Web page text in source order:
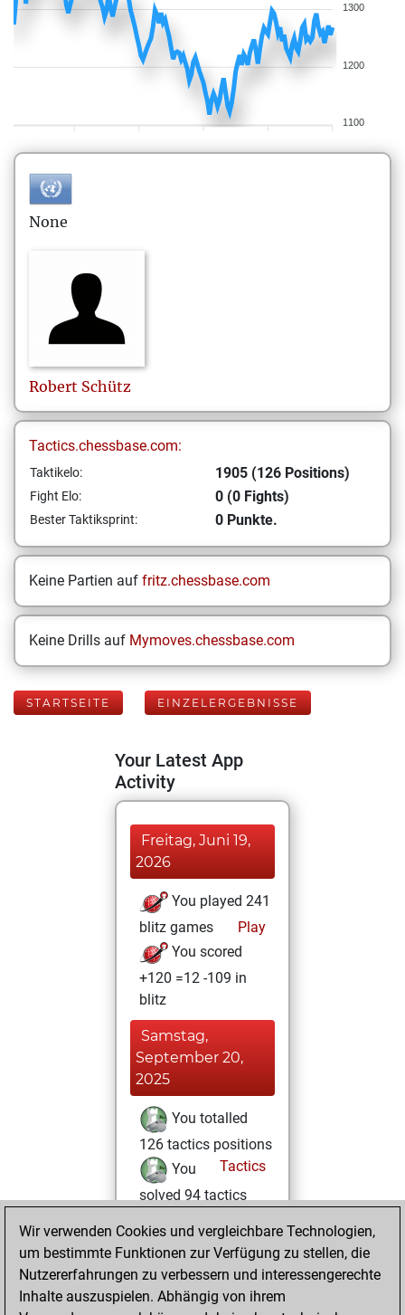
1300
1200
1100
None
Robert Schütz
Tactics.chessbase.com:
Taktikelo: 1905 (126 Positions)
Fight Elo: 0 (0 Fights)
Bester Taktiksprint: 0 Punkte.
Keine Partien auf fritz.chessbase.com
Keine Drills auf Mymoves.chessbase.com
STARTSEITE EINZELERGEBNISSE
Your Latest App
Activity
Freitag, Juni 19,
2026
You played 241
blitz games
Play
You scored
+120 =12 -109 in
blitz
Samstag,
September 20,
2025
You totalled
126 tactics positions
Tactics
You
solved 94 tactics
You achieved
an Elo of 1904 in
tactics positions
Wir verwenden Cookies und vergleichbare Technologien,
um bestimmte Funktionen zur Verfügung zu stellen, die
Nutzererfahrungen zu verbessern und interessengerechte
Inhalte auszuspielen. Abhängig von ihrem